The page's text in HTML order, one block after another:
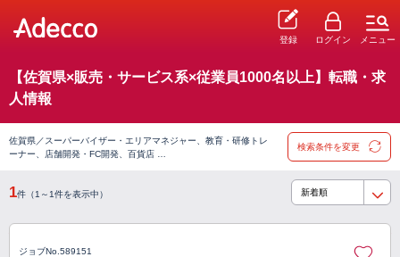
登録 ログイン メニュー
【佐賀県×販売・サービス系×従業員1000名以上】転職・求
人情報
佐賀県／スーパーバイザー・エリアマネジャー、教育・研修トレ
ーナー、店舗開発・FC開発、百貨店 …
検索条件を変更
1件（1～1件を表示中）
ジョブNo.589151